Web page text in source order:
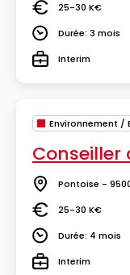
Salaire25-30 K€
DuréeDurée: 3 mois
TypeInterim
Environnement /
Conseiller
Lieu Pontoise -
Salaire25-30 K€
DuréeDurée: 4 mois
TypeInterim